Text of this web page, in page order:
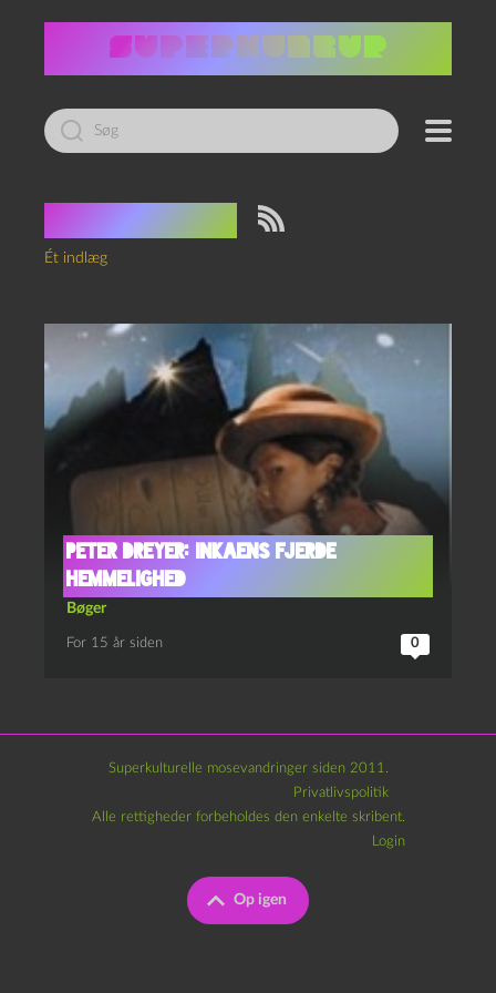
Led
efter:
inkaer
Ét indlæg
Peter Dreyer: Inkaens fjerde
hemmelighed
Bøger
For 15 år siden 0
Superkulturelle mosevandringer siden 2011.
Privatlivspolitik
Op igen
Alle rettigheder forbeholdes den enkelte skribent.
Login